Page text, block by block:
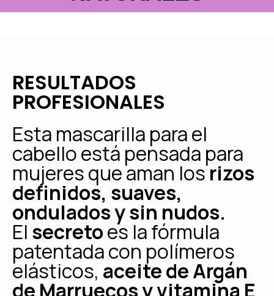
RESULTADOS
PROFESIONALES
Esta mascarilla para el
cabello está pensada para
mujeres que aman losrizos
definidos, suaves,
ondulados y sin nudos.
El secretoes la fórmula
patentada con polímeros
elásticos, aceite de Argán
de Marruecos y vitamina E